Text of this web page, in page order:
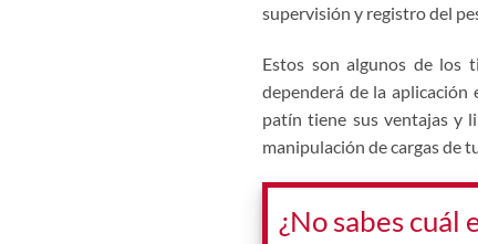
supervisión y registro del
Estos son algunos de los
dependerá de la aplicación
patín tiene sus ventajas y
manipulación de cargas de
¿No sabes cuál